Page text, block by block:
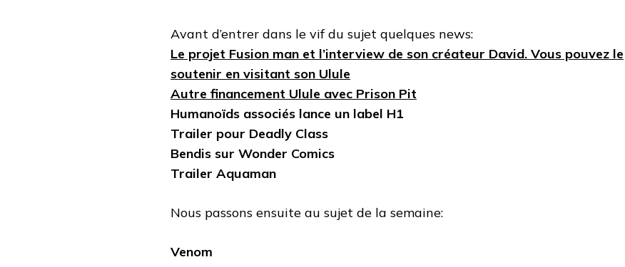
Avant d’entrer dans le vif du sujet quelques news:
Le projet Fusion man et l’interview de son créateur David. Vous pouvez le
soutenir en visitant son Ulule
Autre financement Ulule avec Prison Pit
Humanoïds associés lance un label H1
Trailer pour Deadly Class
Bendis sur Wonder Comics
Trailer Aquaman
Nous passons ensuite au sujet de la semaine:
Venom